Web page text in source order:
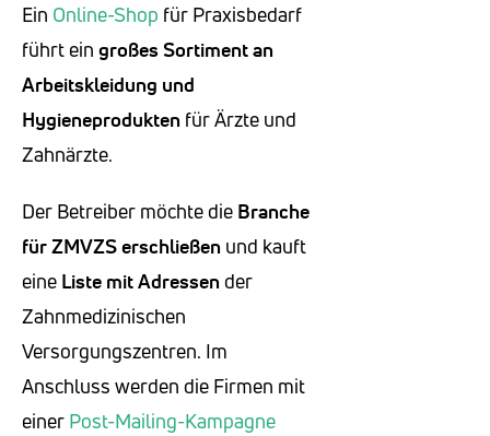
Ein Online-Shop für Praxisbedarf
führt ein großes Sortiment an
Arbeitskleidung und
Hygieneprodukten für Ärzte und
Zahnärzte.
Der Betreiber möchte die Branche
für ZMVZS erschließen und kauft
eine Liste mit Adressen der
Zahnmedizinischen
Versorgungszentren. Im
Anschluss werden die Firmen mit
einer Post-Mailing-Kampagne